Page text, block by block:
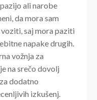
ali narobe
da mora sam
saj mora paziti
napake drugih.
vožnja za
na srečo dovolj
dodatno
izkušenj.